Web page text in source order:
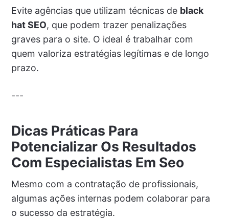
Evite agências que utilizam técnicas de black
hat SEO, que podem trazer penalizações
graves para o site. O ideal é trabalhar com
quem valoriza estratégias legítimas e de longo
prazo.
---
Dicas Práticas Para
Potencializar Os Resultados
Com Especialistas Em Seo
Mesmo com a contratação de profissionais,
algumas ações internas podem colaborar para
o sucesso da estratégia.